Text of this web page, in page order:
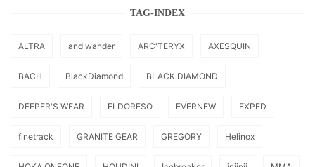
TAG-INDEX
ALTRA and wander ARC'TERYX AXESQUIN
BACH BlackDiamond BLACK DIAMOND
DEEPER'S WEAR ELDORESO EVERNEW EXPED
finetrack GRANITE GEAR GREGORY Helinox